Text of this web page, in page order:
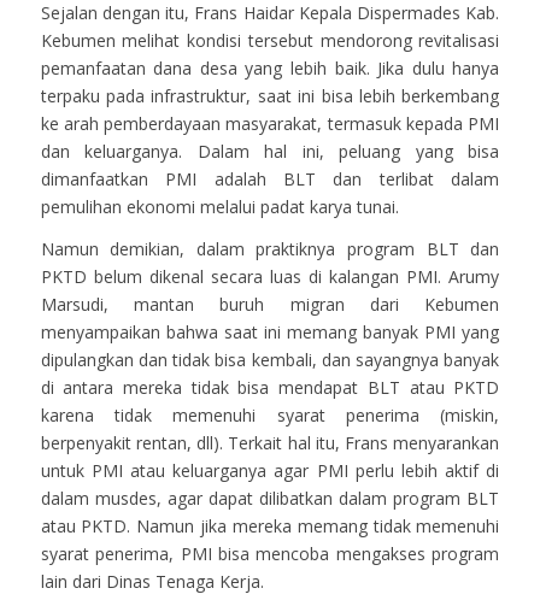
Sejalan dengan itu, Frans Haidar Kepala Dispermades Kab.
Kebumen melihat kondisi tersebut mendorong revitalisasi
pemanfaatan dana desa yang lebih baik. Jika dulu hanya
terpaku pada infrastruktur, saat ini bisa lebih berkembang
ke arah pemberdayaan masyarakat, termasuk kepada PMI
dan keluarganya. Dalam hal ini, peluang yang bisa
dimanfaatkan PMI adalah BLT dan terlibat dalam
pemulihan ekonomi melalui padat karya tunai.
Namun demikian, dalam praktiknya program BLT dan
PKTD belum dikenal secara luas di kalangan PMI. Arumy
Marsudi, mantan buruh migran dari Kebumen
menyampaikan bahwa saat ini memang banyak PMI yang
dipulangkan dan tidak bisa kembali, dan sayangnya banyak
di antara mereka tidak bisa mendapat BLT atau PKTD
karena tidak memenuhi syarat penerima (miskin,
berpenyakit rentan, dll). Terkait hal itu, Frans menyarankan
untuk PMI atau keluarganya agar PMI perlu lebih aktif di
dalam musdes, agar dapat dilibatkan dalam program BLT
atau PKTD. Namun jika mereka memang tidak memenuhi
syarat penerima, PMI bisa mencoba mengakses program
lain dari Dinas Tenaga Kerja.